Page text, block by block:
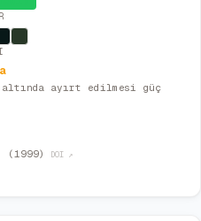
altında ayırt edilmesi güç
DOI ↗